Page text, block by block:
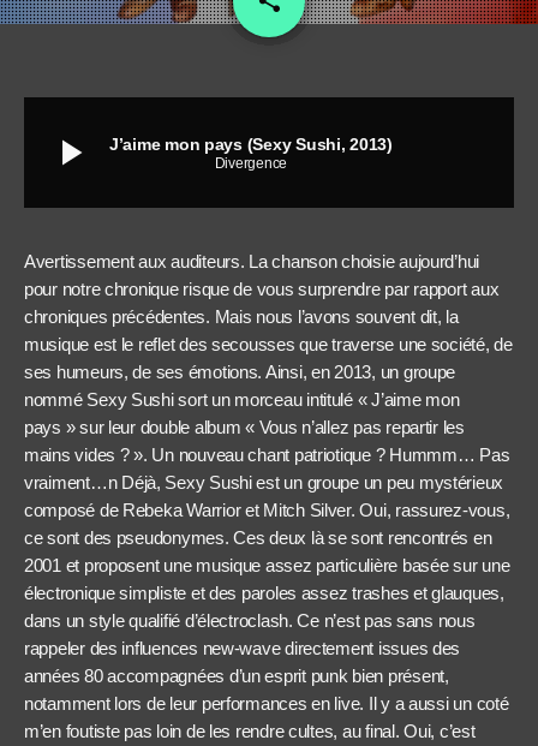
play_arrow J’aime mon pays (Sexy Sushi, 2013)
Divergence
Avertissement aux auditeurs. La chanson choisie aujourd’hui
pour notre chronique risque de vous surprendre par rapport aux
chroniques précédentes. Mais nous l’avons souvent dit, la
musique est le reflet des secousses que traverse une société, de
ses humeurs, de ses émotions. Ainsi, en 2013, un groupe
nommé Sexy Sushi sort un morceau intitulé « J’aime mon
pays » sur leur double album « Vous n’allez pas repartir les
mains vides ? ». Un nouveau chant patriotique ? Hummm… Pas
vraiment…nDéjà, Sexy Sushi est un groupe un peu mystérieux
composé de Rebeka Warrior et Mitch Silver. Oui, rassurez-vous,
ce sont des pseudonymes. Ces deux là se sont rencontrés en
2001 et proposent une musique assez particulière basée sur une
électronique simpliste et des paroles assez trashes et glauques,
dans un style qualifié d’électroclash. Ce n’est pas sans nous
rappeler des influences new-wave directement issues des
années 80 accompagnées d’un esprit punk bien présent,
notamment lors de leur performances en live. Il y a aussi un coté
m’en foutiste pas loin de les rendre cultes, au final. Oui, c’est